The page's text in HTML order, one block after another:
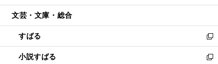
開
ウ
開
く
ン
ウ
で
開
く
ウ
ン
ド
ウ
で
文芸・文庫・総合
すばる
新
し
い
小説すばる
新